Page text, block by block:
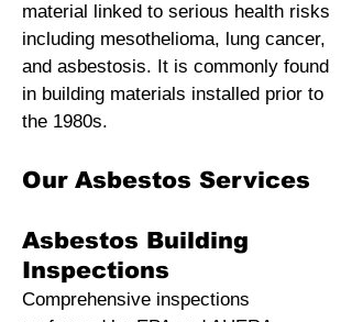
material linked to serious health risks
including mesothelioma, lung cancer,
and asbestosis. It is commonly found
in building materials installed prior to
the 1980s.
Our Asbestos Services
Asbestos Building
Inspections
Comprehensive inspections